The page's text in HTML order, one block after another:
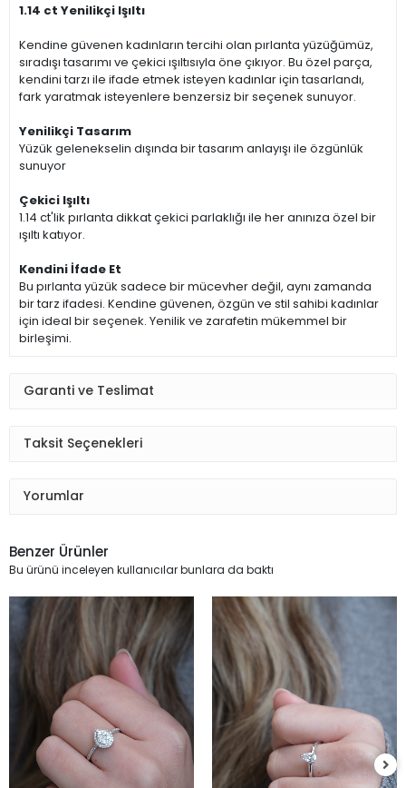
1.14 ct Yenilikçi Işıltı
Kendine güvenen kadınların tercihi olan pırlanta yüzüğümüz,
sıradışı tasarımı ve çekici ışıltısıyla öne çıkıyor. Bu özel parça,
kendini tarzı ile ifade etmek isteyen kadınlar için tasarlandı,
fark yaratmak isteyenlere benzersiz bir seçenek sunuyor.
Yenilikçi Tasarım
Yüzük gelenekselin dışında bir tasarım anlayışı ile özgünlük
sunuyor
Çekici Işıltı
1.14 ct'lik pırlanta dikkat çekici parlaklığı ile her anınıza özel bir
ışıltı katıyor.
Kendini İfade Et
Bu pırlanta yüzük sadece bir mücevher değil, aynı zamanda
bir tarz ifadesi. Kendine güvenen, özgün ve stil sahibi kadınlar
için ideal bir seçenek. Yenilik ve zarafetin mükemmel bir
birleşimi.
Garanti ve Teslimat
Taksit Seçenekleri
Yorumlar
Benzer Ürünler
Bu ürünü inceleyen kullanıcılar bunlara da baktı